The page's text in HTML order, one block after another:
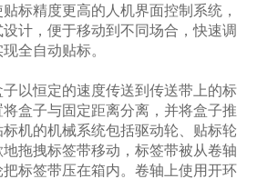
标精度更高的人机界面控制系统，
计，便于移动到不同场合，快速调
全自动贴标。
以恒定的速度传送到传送带上的标
盒子与固定距离分离，并将盒子推
机的机械系统包括驱动轮、贴标轮
拖拽标签带移动，标签带被从卷轴
标签带压在箱内。卷轴上使用开环